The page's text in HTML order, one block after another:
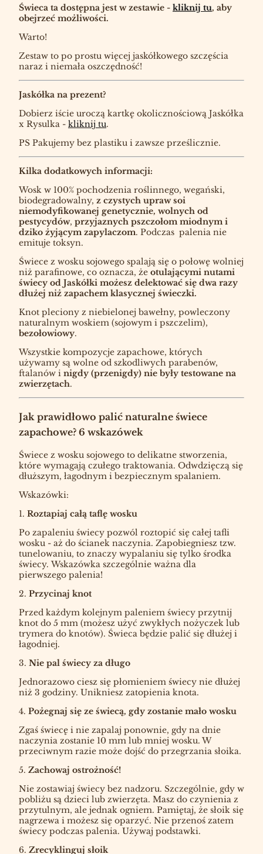
Świeca ta dostępna jest w zestawie - kliknij tu, aby
obejrzeć możliwości.
Warto!
Zestaw to po prostu więcej jaskółkowego szczęścia
naraz i niemała oszczędność!
Jaskółka na prezent?
Dobierz iście uroczą kartkę okolicznościową Jaskółka
x Rysulka - kliknij tu.
PS Pakujemy bez plastiku i zawsze prześlicznie.
Kilka dodatkowych informacji:
Wosk w 100% pochodzenia roślinnego, wegański,
biodegradowalny, z czystych upraw soi
niemodyfikowanej genetycznie, wolnych od
pestycydów, przyjaznych pszczołom miodnym i
dziko żyjącym zapylaczom. Podczas palenia nie
emituje toksyn.
Świece z wosku sojowego spalają się o połowę wolniej
niż parafinowe, co oznacza, że otulającymi nutami
świecy od Jaskółki możesz delektować się dwa razy
dłużej niż zapachem klasycznej świeczki.
Knot pleciony z niebielonej bawełny, powleczony
naturalnym woskiem (sojowym i pszczelim),
bezołowiowy.
Wszystkie kompozycje zapachowe, których
używamy są wolne od szkodliwych parabenów,
ftalanów i nigdy (przenigdy) nie były testowane na
zwierzętach.
Jak prawidłowo palić naturalne świece
zapachowe? 6 wskazówek
Świece z wosku sojowego to delikatne stworzenia,
które wymagają czułego traktowania. Odwdzięczą się
dłuższym, łagodnym i bezpiecznym spalaniem.
Wskazówki:
1. Roztapiaj całą taflę wosku
Po zapaleniu świecy pozwól roztopić się całej tafli
wosku - aż do ścianek naczynia. Zapobiegniesz tzw.
tunelowaniu, to znaczy wypalaniu się tylko środka
świecy. Wskazówka szczególnie ważna dla
pierwszego palenia!
2. Przycinaj knot
Przed każdym kolejnym paleniem świecy przytnij
knot do 5 mm (możesz użyć zwykłych nożyczek lub
trymera do knotów). Świeca będzie palić się dłużej i
łagodniej.
3. Nie pal świecy za długo
Jednorazowo ciesz się płomieniem świecy nie dłużej
niż 3 godziny. Unikniesz zatopienia knota.
4. Pożegnaj się ze świecą, gdy zostanie mało wosku
Zgaś świecę i nie zapalaj ponownie, gdy na dnie
naczynia zostanie 10 mm lub mniej wosku. W
przeciwnym razie może dojść do przegrzania słoika.
5. Zachowaj ostrożność!
Nie zostawiaj świecy bez nadzoru. Szczególnie, gdy w
pobliżu są dzieci lub zwierzęta. Masz do czynienia z
przytulnym, ale jednak ogniem. Pamiętaj, że słoik się
nagrzewa i możesz się oparzyć. Nie przenoś zatem
świecy podczas palenia. Używaj podstawki.
6. Zrecyklinguj słoik